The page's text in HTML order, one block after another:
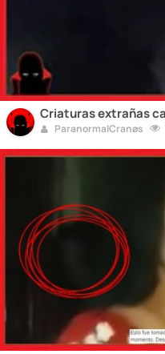
Criaturas extrañas
ParanormalCranøs